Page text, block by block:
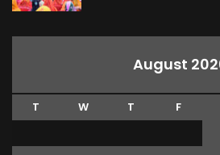
August
T W T F